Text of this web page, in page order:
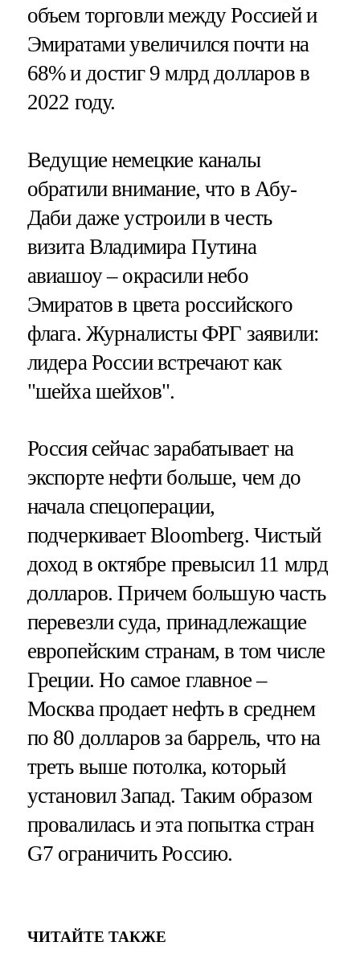
объем торговли между Россией и
Эмиратами увеличился почти на
68% и достиг 9 млрд долларов в
2022 году.
Ведущие немецкие каналы
обратили внимание, что в Абу-
Даби даже устроили в честь
визита Владимира Путина
авиашоу – окрасили небо
Эмиратов в цвета российского
флага. Журналисты ФРГ заявили:
лидера России встречают как
"шейха шейхов".
Россия сейчас зарабатывает на
экспорте нефти больше, чем до
начала спецоперации,
подчеркивает Bloomberg. Чистый
доход в октябре превысил 11 млрд
долларов. Причем большую часть
перевезли суда, принадлежащие
европейским странам, в том числе
Греции. Но самое главное –
Москва продает нефть в среднем
по 80 долларов за баррель, что на
треть выше потолка, который
установил Запад. Таким образом
провалилась и эта попытка стран
G7 ограничить Россию.
ЧИТАЙТЕ ТАКЖЕ